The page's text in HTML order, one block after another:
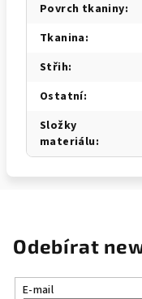
Povrch tkaniny:
Tkanina:
Střih:
Ostatní:
Složky
materiálu:
Odebírat
E-mail